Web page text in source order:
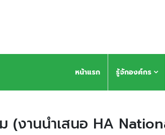
หน้าแรก รู้จักองค์กร
(งานนำเสนอ HA